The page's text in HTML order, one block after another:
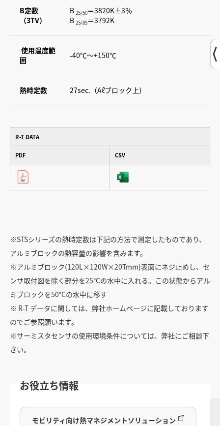
B定数
（3TV）
B 25/50＝3820K±3％
B 25/85＝3792K
使用温度範
囲
-40℃〜+150℃
熱時定数 27sec.（Aℓブロック上）
R-T DATA
PDF CSV
※STSシリーズの熱時定数は下記の方法で測定したものであり、
アルミブロックの熱容量の影響を含みます。
※アルミブロック(120L×120W×20Tmm)表面にネジ止めし、セ
ンサ取付図を除く部分を25°Cの水中に入れる。この状態からアル
ミブロックを50°Cの水中に移す
※ R-T データに関しては、弊社ホームページに記載しております
のでご参照願います。
※サーミスタセンサの使用環境条件については、弊社にご相談下
さい。
お役立ち情報
モビリティ向け熱マネジメントソリューション